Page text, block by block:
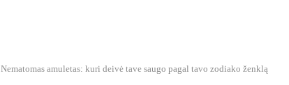
Nematomas amuletas: kuri deivė tave saugo pagal tavo zodiako ženklą